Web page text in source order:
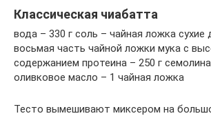
Классическая чиабатта
вода – 330 г соль – чайная ложка
восьмая часть чайной ложки мука с
содержанием протеина – 250 г
оливковое масло – 1 чайная ложка
Тесто вымешивают миксером на